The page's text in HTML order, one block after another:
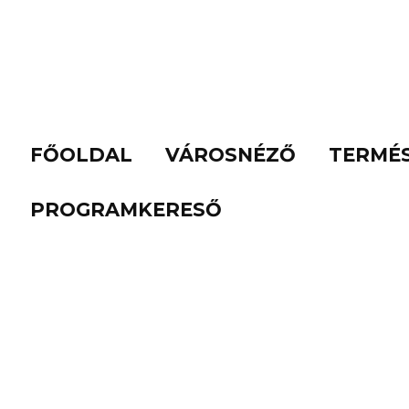
FŐOLDAL VÁROSNÉZŐ
PROGRAMKERESŐ